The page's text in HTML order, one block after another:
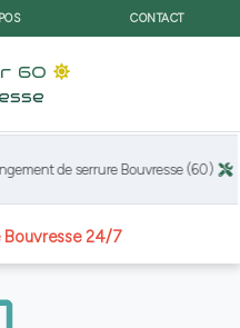
CONTACT
60
de serrure Bouvresse (60)
Bouvresse 24/7